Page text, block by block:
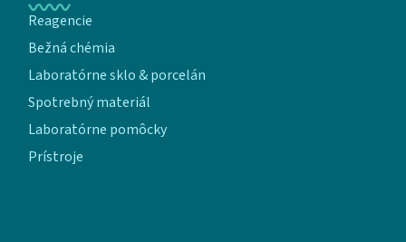
Reagencie
Bežná chémia
Laboratórne sklo & porcelán
Spotrebný materiál
Laboratórne pomôcky
Prístroje